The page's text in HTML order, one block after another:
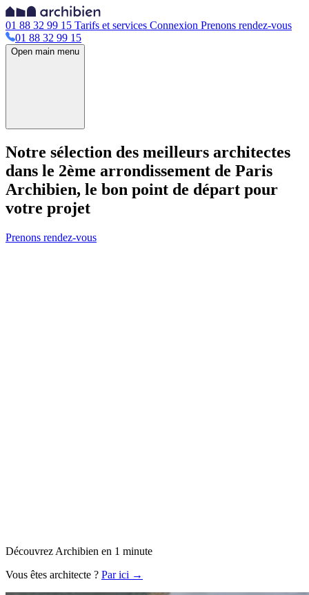
01 88 32 99 15 Tarifs et services Connexion Prenons rendez-vous
01 88 32 99 15
Open main menu
Notre sélection des meilleurs architectes
dans le 2ème arrondissement de Paris
Archibien, le bon point de départ pour
votre projet
Prenons rendez-vous
Découvrez Archibien en 1 minute
Vous êtes architecte ? Par ici →